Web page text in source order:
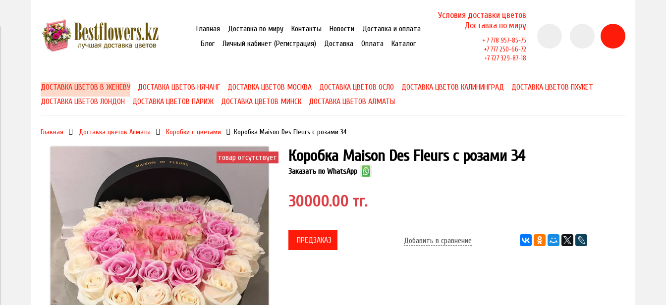
Главная Доставка по миру Контакты Новости
Доставка и оплата
Блог
Личный кабинет (Регистрация) Доставка Оплата Каталог
Условия доставки цветов
Доставка по миру
+ 7 778 957-85-75
+7 777 250-66-72
+7 727 329-87-18
ДОСТАВКА ЦВЕТОВ В ЖЕНЕВУ ДОСТАВКА ЦВЕТОВ НЯЧАНГ ДОСТАВКА ЦВЕТОВ МОСКВА ДОСТАВКА ЦВЕТОВ ОСЛО ДОСТАВКА ЦВЕТОВ КАЛИНИНГРАД
ДОСТАВКА ЦВЕТОВ ПХУКЕТ
ДОСТАВКА ЦВЕТОВ ЛОНДОН
ДОСТАВКА ЦВЕТОВ ПАРИЖ ДОСТАВКА ЦВЕТОВ МИНСК ДОСТАВКА ЦВЕТОВ АЛМАТЫ
Главная Доставка цветов Алматы Коробки с цветами Коробка Maison Des Fleurs с розами 34
товар отсутствует Коробка Maison Des Fleurs с розами 34
Заказать по WhatsApp
30000.00 тг.
ПРЕДЗАКАЗ Добавить в сравнение